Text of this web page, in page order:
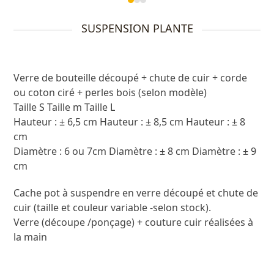
Press
to
the
first
SUSPENSION PLANTE
Verre de bouteille découpé + chute de cuir + corde
ou coton ciré + perles bois (selon modèle)
Taille S Taille m Taille L
Hauteur : ± 6,5 cm Hauteur : ± 8,5 cm Hauteur : ± 8
cm
Diamètre : 6 ou 7cm Diamètre : ± 8 cm Diamètre : ± 9
cm
Cache pot à suspendre en verre découpé et chute de
cuir (taille et couleur variable -selon stock).
Verre (découpe /ponçage) + couture cuir réalisées à
la main